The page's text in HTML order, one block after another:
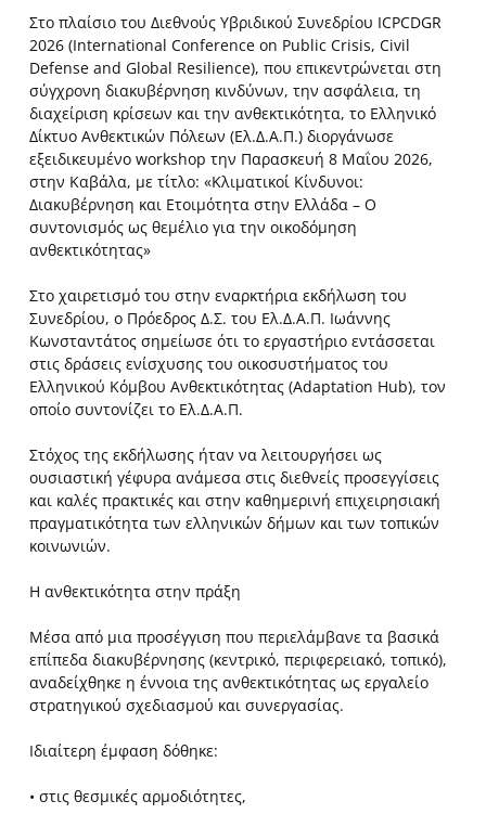
Στο πλαίσιο του Διεθνούς Υβριδικού Συνεδρίου ICPCDGR
2026 (International Conference on Public Crisis, Civil
Defense and Global Resilience), που επικεντρώνεται στη
σύγχρονη διακυβέρνηση κινδύνων, την ασφάλεια, τη
διαχείριση κρίσεων και την ανθεκτικότητα, το Ελληνικό
Δίκτυο Ανθεκτικών Πόλεων (Ελ.Δ.Α.Π.) διοργάνωσε
εξειδικευμένο workshop την Παρασκευή 8 Μαΐου 2026,
στην Καβάλα, με τίτλο: «Κλιματικοί Κίνδυνοι:
Διακυβέρνηση και Ετοιμότητα στην Ελλάδα – Ο
συντονισμός ως θεμέλιο για την οικοδόμηση
ανθεκτικότητας»
Στο χαιρετισμό του στην εναρκτήρια εκδήλωση του
Συνεδρίου, ο Πρόεδρος Δ.Σ. του Ελ.Δ.Α.Π. Ιωάννης
Κωνσταντάτος σημείωσε ότι το εργαστήριο εντάσσεται
στις δράσεις ενίσχυσης του οικοσυστήματος του
Ελληνικού Κόμβου Ανθεκτικότητας (Adaptation Hub), τον
οποίο συντονίζει το Ελ.Δ.Α.Π.
Στόχος της εκδήλωσης ήταν να λειτουργήσει ως
ουσιαστική γέφυρα ανάμεσα στις διεθνείς προσεγγίσεις
και καλές πρακτικές και στην καθημερινή επιχειρησιακή
πραγματικότητα των ελληνικών δήμων και των τοπικών
κοινωνιών.
Η ανθεκτικότητα στην πράξη
Μέσα από μια προσέγγιση που περιελάμβανε τα βασικά
επίπεδα διακυβέρνησης (κεντρικό, περιφερειακό, τοπικό),
αναδείχθηκε η έννοια της ανθεκτικότητας ως εργαλείο
στρατηγικού σχεδιασμού και συνεργασίας.
Ιδιαίτερη έμφαση δόθηκε:
• στις θεσμικές αρμοδιότητες,